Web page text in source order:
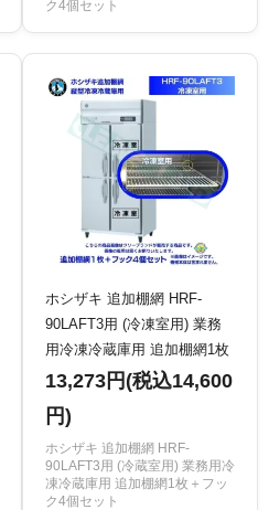
ク4個セット
ホシザキ 追加棚網 HRF-
90LAFT3用 (冷凍室用) 業務
用冷凍冷蔵庫用 追加棚網1枚
＋フック4個セット
13,273円(税込14,600
円)
ホシザキ 追加棚網 HRF-
90LAFT3用 (冷蔵室用) 業務用冷
凍冷蔵庫用 追加棚網1枚＋フッ
ク4個セット